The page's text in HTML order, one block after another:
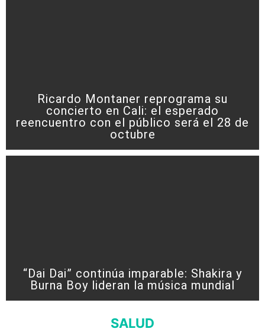
Ricardo Montaner reprograma su
concierto en Cali: el esperado
reencuentro con el público será el 28 de
octubre
“Dai Dai” continúa imparable: Shakira y
Burna Boy lideran la música mundial
SALUD